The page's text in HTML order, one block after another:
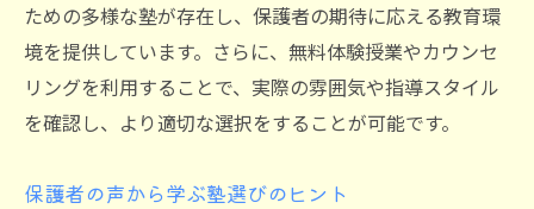
個別指導の強みと成果
定期的なフィードバックの活用
弱点克服に特化したプログラム
モチベーション維持の工夫
成績向上へ導く学習の工夫
ための多様な塾が存在し、保護者の期待に応える教育環
境を提供しています。さらに、無料体験授業やカウンセ
リングを利用することで、実際の雰囲気や指導スタイル
を確認し、より適切な選択をすることが可能です。
保護者の声から学ぶ塾選びのヒント